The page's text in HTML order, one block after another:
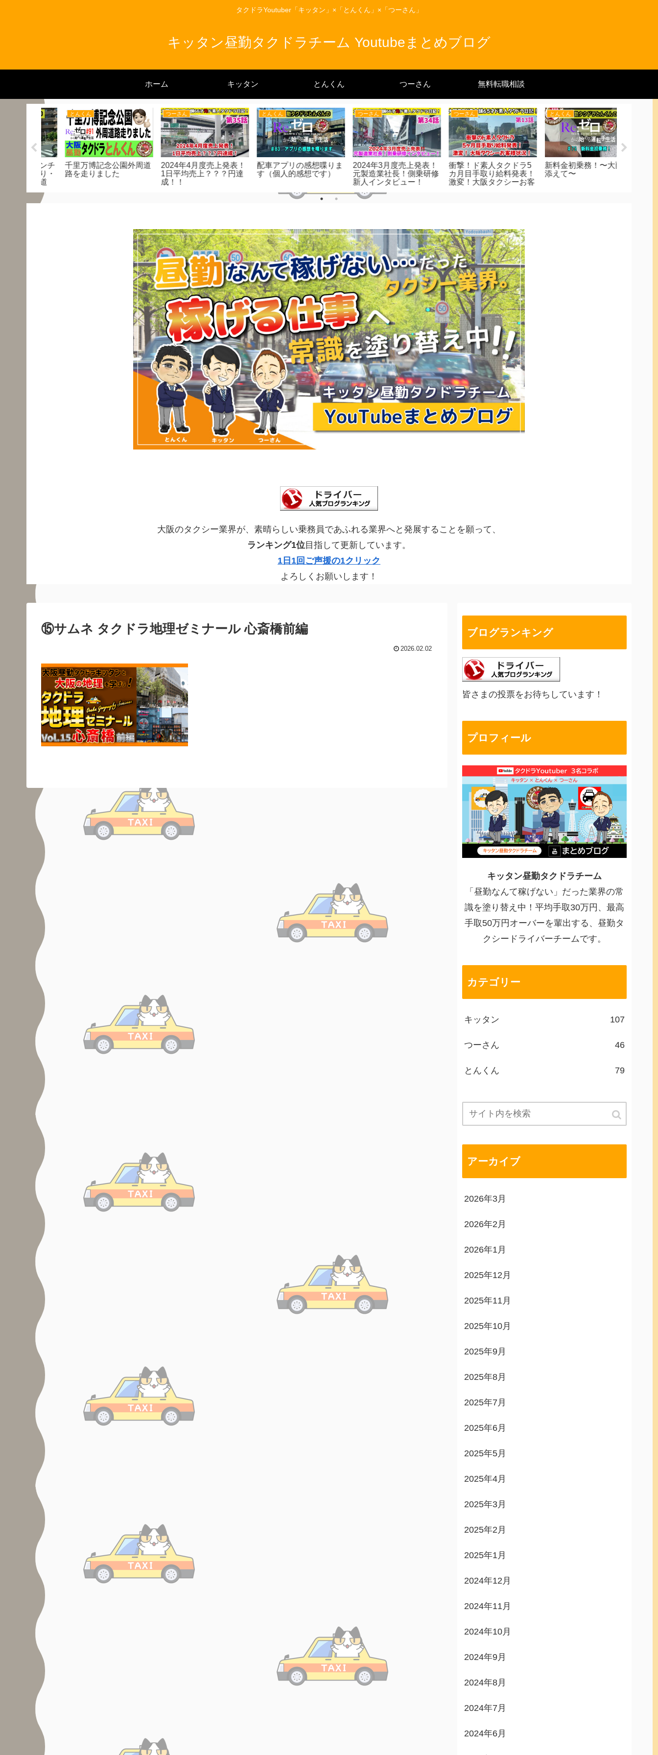
タクドラYoutuber「キッタン」×「とんくん」×「つーさん」
キッタン昼勤タクドラチーム Youtubeまとめブログ
ホーム キッタン とんくん つーさん 無料転職相談
とんくん
配車アプリの感想喋りま
す（個人的感想です）
つーさん
2024年3月度売上発表！
元製造業社長！側乗研修
新人インタビュー！
つーさん
衝撃！ド素人タクドラ5
カ月目手取り給料発表！
とんくん
新料金初乗務！〜大雨を
添えて〜
キッタン
アプリGOは鳴りにく
い？平日フル乗務で徹底
検証 GO専用車に負け
つーさん
2025年7月&8月度売り上
げ発表！何歳までタクド
ラ出来るのか❓
大阪のタクシー業界が、素晴らしい乗務員であふれる業界へと発展することを願って、
ランキング1位目指して更新しています。
1日1回ご声援の1クリック
よろしくお願いします！
⑮サムネ タクドラ地理ゼミナール 心斎橋前編
2026.02.02
ブログランキング
皆さまの投票をお待ちしています！
プロフィール
キッタン昼勤タクドラチーム
「昼勤なんて稼げない」だった業界の常
識を塗り替え中！平均手取30万円、最高
手取50万円オーバーを輩出する、昼勤タ
クシードライバーチームです。
カテゴリー
キッタン 107
つーさん 46
とんくん 79
アーカイブ
2026年3月
2026年2月
2026年1月
2025年12月
2025年11月
2025年10月
2025年9月
2025年8月
2025年7月
2025年6月
2025年5月
2025年4月
2025年3月
2025年2月
2025年1月
2024年12月
2024年11月
2024年10月
2024年9月
2024年8月
2024年7月
2024年6月